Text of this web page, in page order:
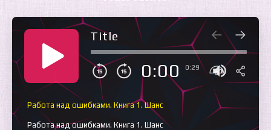
Title
0:00 0:29
Работа над ошибками. Книга 1. Шанс
Работа над ошибками. Книга 1. Шанс